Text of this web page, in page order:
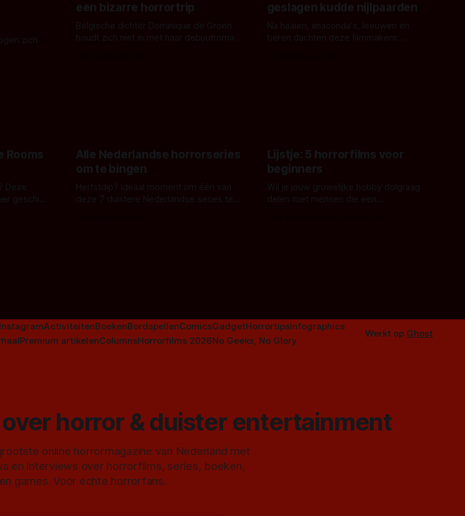
zich
een bizarre horrortrip
Belgische dichter Dominique de Groen
houdt zich niet in met haar debuutroman.
geslagen kudde nijlpaarden
Na haaien, anaconda's, leeuwen en
beren dachten deze filmmakers:
Rooms
Deze
geschikt
Alle Nederlandse horrorseries
om te bingen
Herfstdip? Ideaal moment om één van
deze 7 duistere Nederlandse series te
Lijstje: 5 horrorfilms voor
beginners
Wil je jouw gruwelijke hobby dolgraag
delen met mensen die een
InstagramActiviteitenBoekenBordspellenComicsGadgetHorrortipsInfographics
Premium artikelenColumnsHorrorfilms 2026No Geeks, No Glory
Werkt op Ghost
horror & duister entertainment
online horrormagazine van Nederland met
en interviews over horrorfilms, series, boeken,
games. Voor echte horrorfans.